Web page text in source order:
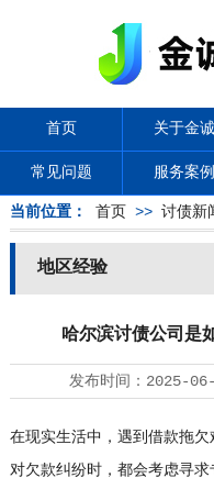
首页 关于金诚
常见问题 服务案例
当前位置： 首页 >> 讨债新
地区经验
哈尔滨讨债公司是
发布时间： 2025-
在现实生活中，遇到借款拖
对欠款纠纷时，都会考虑寻